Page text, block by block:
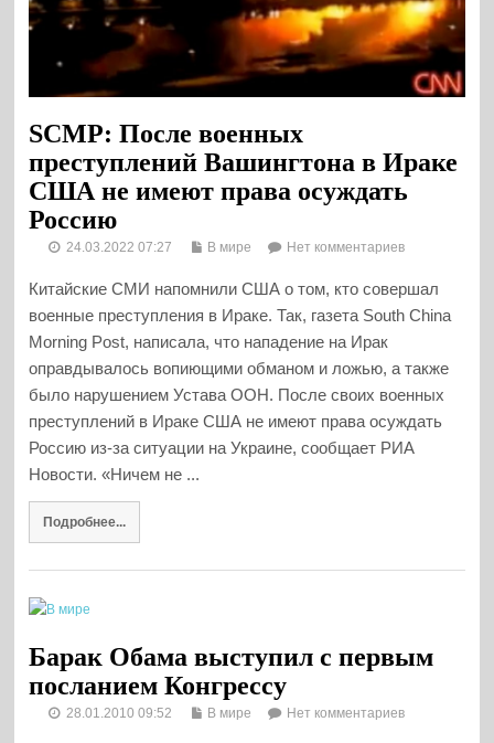
SCMP: После военных
преступлений Вашингтона в Ираке
США не имеют права осуждать
Россию
24.03.2022 07:27 В мире Нет комментариев
Китайские СМИ напомнили США о том, кто совершал
военные преступления в Ираке. Так, газета South China
Morning Post, написала, что нападение на Ирак
оправдывалось вопиющими обманом и ложью, а также
было нарушением Устава ООН. После своих военных
преступлений в Ираке США не имеют права осуждать
Россию из-за ситуации на Украине, сообщает РИА
Новости. «Ничем не ...
Подробнее...
Барак Обама выступил с первым
посланием Конгрессу
28.01.2010 09:52 В мире Нет комментариев